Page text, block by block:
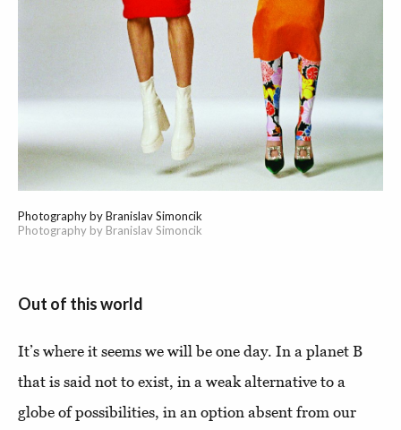
Photography by Branislav Simoncik
Photography by Branislav Simoncik
Out of this world
It’s where it seems we will be one day. In a planet B
that is said not to exist, in a weak alternative to a
globe of possibilities, in an option absent from our